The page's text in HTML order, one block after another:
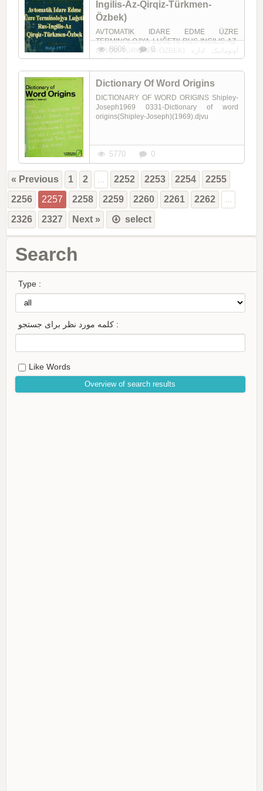
Ingilis-Az-Qirqiz-Türkmen-
Özbek)
AVTOMATIK IDARE EDME ÜZRE
TERMINOLOJYA LUĞETI(-RUS-INGILIS-AZ-
QIRQIZ-TÜRKMEN-ÖZBEK) آوتوماتیک اداره
ائدمه اوزره ...
8606 0
Dictionary Of Word Origins
DICTIONARY OF WORD ORIGINS Shipley-
Joseph1969 0331-Dictionary of word
origins(Shipley-Joseph)(1969).djvu
5770 0
« Previous 1 2 ... 2252 2253 2254
2255
2256
2257 2258 2259 2260 2261 2262
...
2326
2327 Next » select
Search
Type :
کلمه مورد نظر برای جستجو :
Like Words